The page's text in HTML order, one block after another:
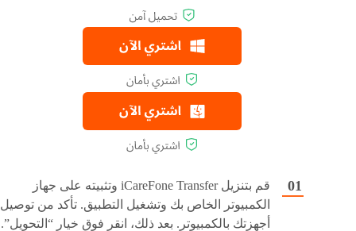
قم بتنزيل iCareFone Transfer وتثبيته على جهاز
الكمبيوتر الخاص بك وتشغيل التطبيق. تأكد من توصيل
أجهزتك بالكمبيوتر. بعد ذلك، انقر فوق خيار “التحويل”.